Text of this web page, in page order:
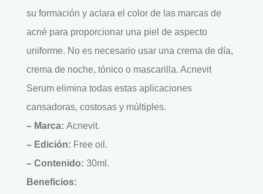
su formación y aclara el color de las marcas de
acné para proporcionar una piel de aspecto
uniforme. No es necesario usar una crema de día,
crema de noche, tónico o mascarilla. Acnevit
Serum elimina todas estas aplicaciones
cansadoras, costosas y múltiples.
– Marca: Acnevit.
– Edición: Free oil.
– Contenido: 30ml.
Beneficios: